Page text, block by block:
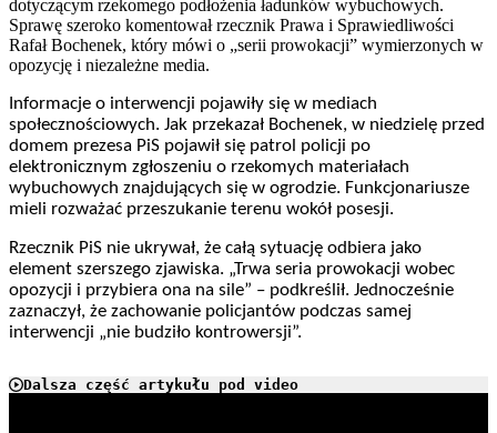
dotyczącym rzekomego podłożenia ładunków wybuchowych.
Sprawę szeroko komentował rzecznik Prawa i Sprawiedliwości
Rafał Bochenek, który mówi o „serii prowokacji” wymierzonych w
opozycję i niezależne media.
Informacje o interwencji pojawiły się w mediach
społecznościowych. Jak przekazał Bochenek, w niedzielę przed
domem prezesa PiS pojawił się patrol policji po
elektronicznym zgłoszeniu o rzekomych materiałach
wybuchowych znajdujących się w ogrodzie. Funkcjonariusze
mieli rozważać przeszukanie terenu wokół posesji.
Rzecznik PiS nie ukrywał, że całą sytuację odbiera jako
element szerszego zjawiska. „Trwa seria prowokacji wobec
opozycji i przybiera ona na sile” – podkreślił. Jednocześnie
zaznaczył, że zachowanie policjantów podczas samej
interwencji „nie budziło kontrowersji”.
Dalsza część artykułu pod video